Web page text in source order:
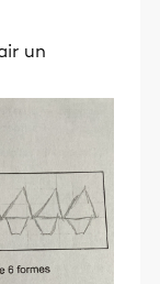
un